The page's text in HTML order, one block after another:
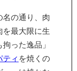
名の通り、肉
を最大限に生
った逸品」
ティ を焼くの